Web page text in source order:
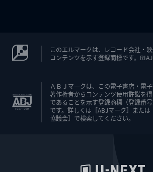
このエルマークは、レコード会社・
コンテンツを示す登録商標です。
ＡＢＪマークは、この電子書店・電子
著作権者からコンテンツ使用許諾を
であることを示す登録商標（登録番号
です。詳しくは［ABJマーク］また
協議会］で検索してください。